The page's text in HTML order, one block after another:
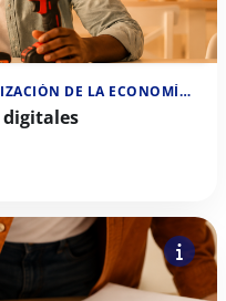
COMPETENCIAS PARA LA DIGITALIZACIÓN DE LA ECONOMÍA SOCIAL
digitales